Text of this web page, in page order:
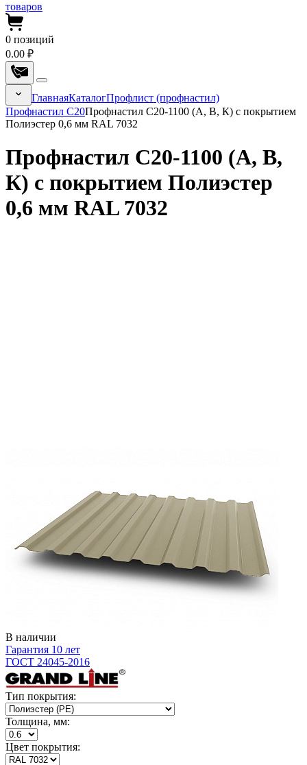
товаров
0 позиций
0.00 ₽
ГлавнаяКаталогПрофлист (профнастил)
Профнастил С20Профнастил С20-1100 (А, В, К) с покрытием
Полиэстер 0,6 мм RAL 7032
Профнастил С20-1100 (А, В,
К) с покрытием Полиэстер
0,6 мм RAL 7032
В наличии
Гарантия 10 лет
ГОСТ 24045-2016
Тип покрытия:
Толщина, мм:
Цвет покрытия: